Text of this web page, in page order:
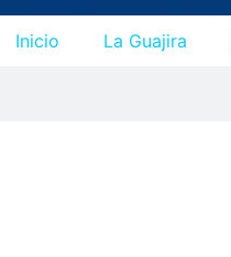
Inicio La Guajira